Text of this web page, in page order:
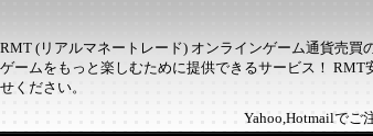
RMT (リアルマネートレード) オンラインゲーム通貨売買
ゲームをもっと楽しむために提供できるサービス！ RMT
せください。
Yahoo,Hotmailでご注